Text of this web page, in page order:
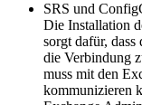
SRS und
Die Installation
sorgt dafür, dass
die Verbindung
muss mit den
kommunizieren